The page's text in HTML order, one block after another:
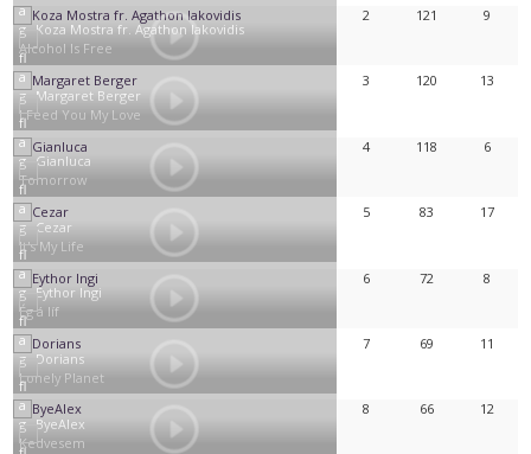
Koza Mostra fr. Agathon Iakovidis
Alcohol Is Free
2 121 9
Margaret Berger
I Feed You My Love
3 120 13
Gianluca
Tomorrow
4 118 6
Cezar
It's My Life
5 83 17
Eythor Ingi
Ég á líf
6 72 8
Dorians
Lonely Planet
7 69 11
ByeAlex
Kedvesem
8 66 12